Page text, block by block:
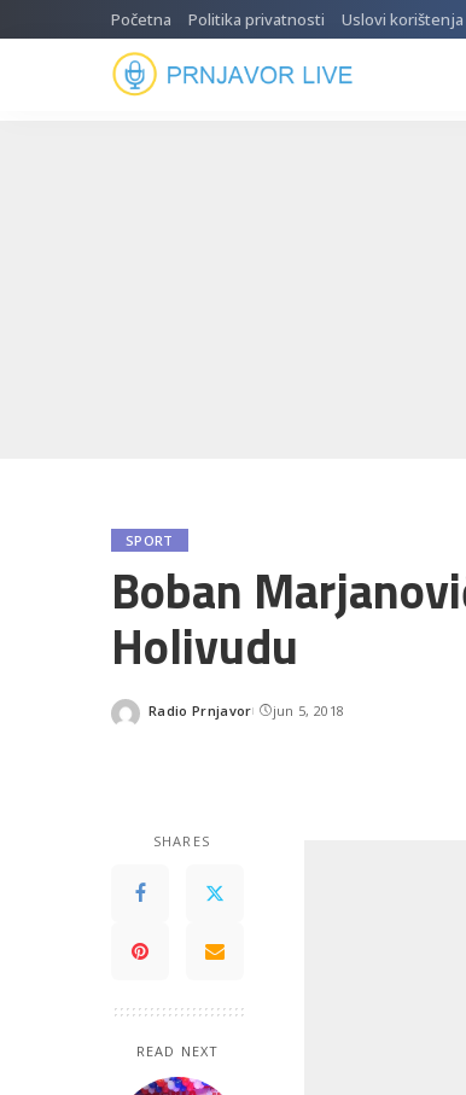
Početna Politika privatnosti Uslovi korištenja
SPORT
Boban
Holivudu
Posted
Radio Prnjavor jun 5, 2018
SHARES
READ NEXT